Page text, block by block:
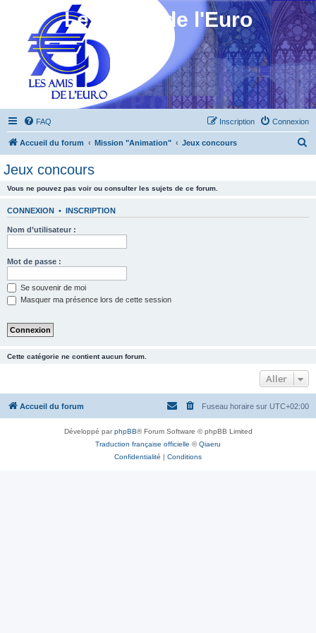
Les Amis de l'Euro
FAQ Connexion
Inscription
Accueil du forum Mission "Animation" Jeux concours
Jeux concours
Vous ne pouvez pas voir ou consulter les sujets de ce forum.
CONNEXION • INSCRIPTION
Nom d’utilisateur :
Mot de passe :
Se souvenir de moi
Masquer ma présence lors de cette session
Cette catégorie ne contient aucun forum.
Aller
Accueil du forum Fuseau horaire sur UTC+02:00
Développé parphpBB® Forum Software © phpBB Limited
Traduction française officielle ©Qiaeru
Confidentialité | Conditions